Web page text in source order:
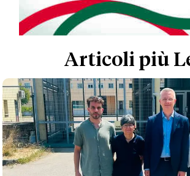
Articoli più